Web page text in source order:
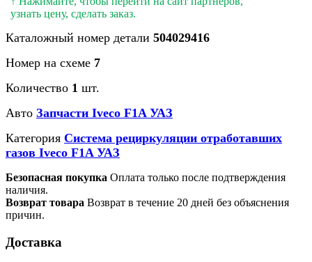
узнать цену, сделать заказ.
Каталожный номер детали 504029416
Номер на схеме 7
Количество 1 шт.
Авто Запчасти Iveco F1A УАЗ
Категория Система рециркуляции отработавших
газов Iveco F1A УАЗ
Безопасная покупка Оплата только после подтверждения
наличия.
Возврат товара Возврат в течение 20 дней без объяснения
причин.
Доставка